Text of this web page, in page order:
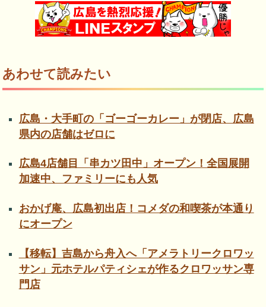
あわせて読みたい
広島・大手町の「ゴーゴーカレー」が閉店、広島
県内の店舗はゼロに
広島4店舗目「串カツ田中」オープン！全国展開
加速中、ファミリーにも人気
おかげ庵、広島初出店！コメダの和喫茶が本通り
にオープン
【移転】吉島から舟入へ「アメラトリークロワッ
サン」元ホテルパティシェが作るクロワッサン専
門店